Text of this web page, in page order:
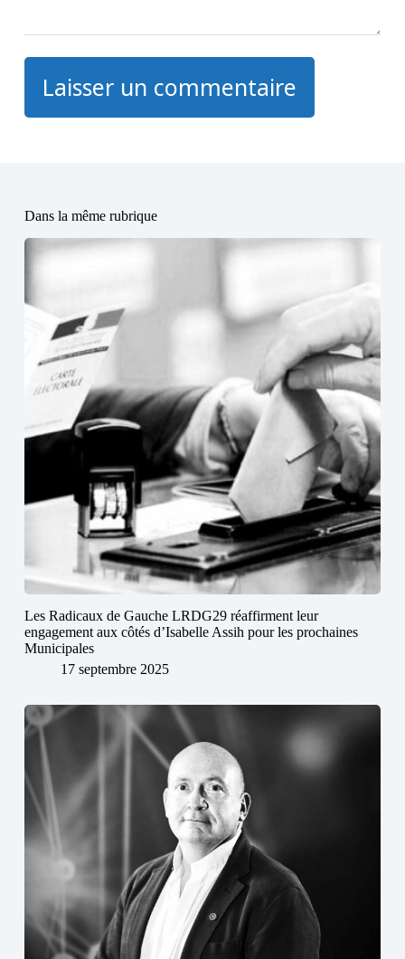
Laisser un commentaire
Dans la même rubrique
Les Radicaux de Gauche LRDG29 réaffirment leur
engagement aux côtés d’Isabelle Assih pour les prochaines
Municipales
17 septembre 2025